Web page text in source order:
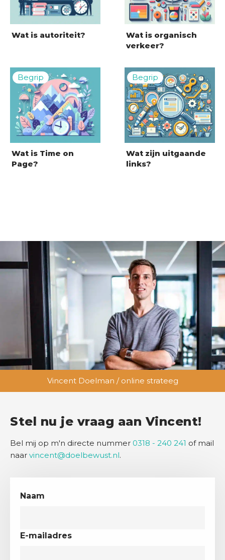
Wat is autoriteit?
Wat is organisch
verkeer?
Wat is Time on
Page?
Wat zijn uitgaande
links?
Vincent Doelman / online strateeg
Stel nu je vraag aan Vincent!
Bel mij op m'n directe nummer 0318 - 240 241 of mail
naar vincent@doelbewust.nl.
Naam
E-mailadres